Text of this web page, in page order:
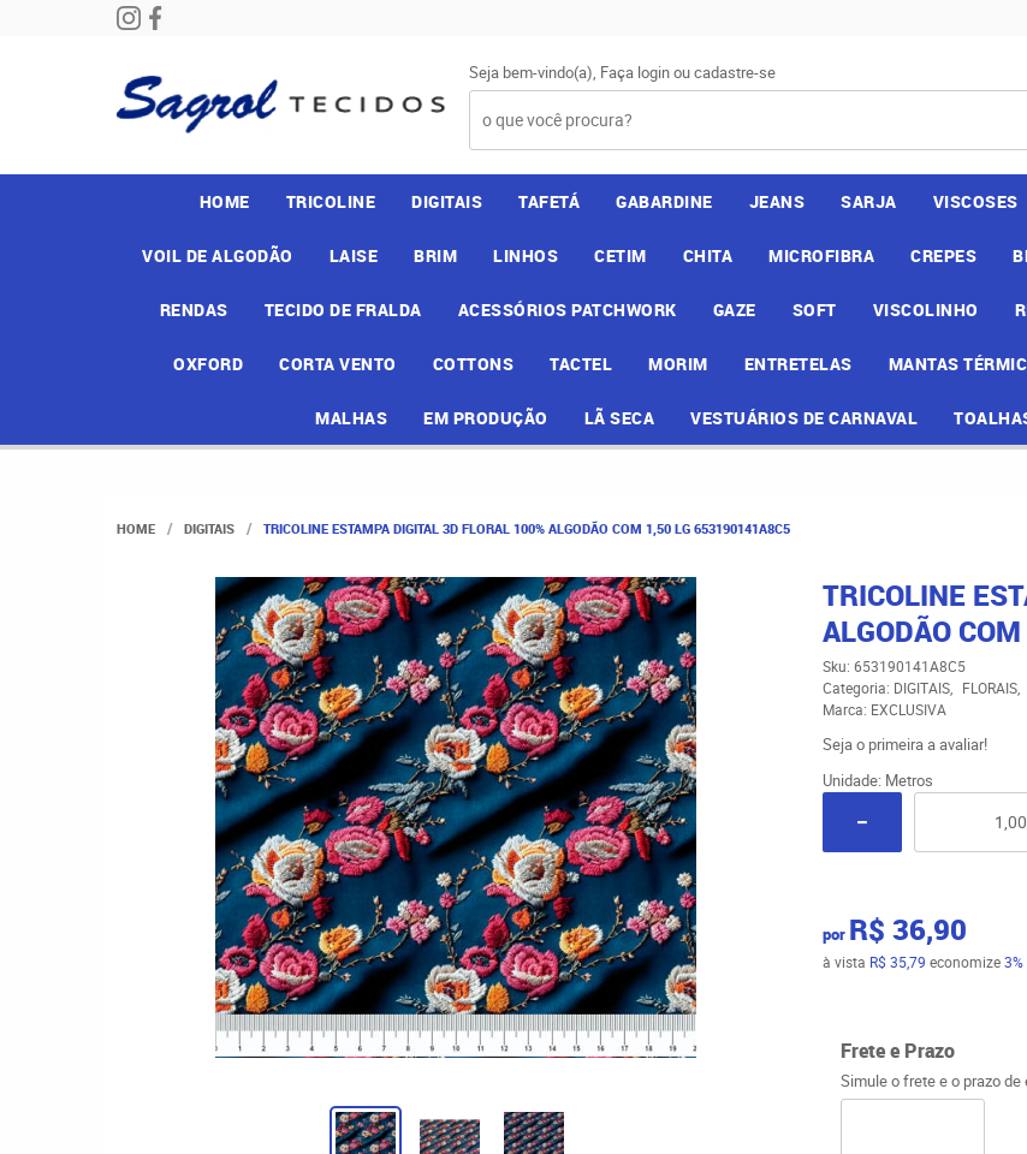
Seja bem-vindo(a), Faça loginoucadastre-se
HOME TRICOLINE DIGITAIS TAFETÁ GABARDINE JEANS SARJA VISCOSES
VOIL DE ALGODÃO LAISE BRIM LINHOS CETIM CHITA MICROFIBRA CREPES
RENDAS TECIDO DE FRALDA ACESSÓRIOS PATCHWORK GAZE SOFT VISCOLINHO
OXFORD CORTA VENTO COTTONS TACTEL MORIM ENTRETELAS MANTAS
MALHAS EM PRODUÇÃO LÃ SECA VESTUÁRIOS DE CARNAVAL
HOME DIGITAIS TRICOLINE ESTAMPA DIGITAL 3D FLORAL 100% ALGODÃO COM 1,50 LG 653190141A8C5
TRICOLINE
ALGODÃO
Sku: 653190141A8C5
Categoria: DIGITAIS FLORAIS
Marca: EXCLUSIVA
Seja o primeira a avaliar!
Unidade: Metros
por R$ 36,90
à vista R$ 35,79 economize3%
Frete e Prazo
Simule o frete e o prazo